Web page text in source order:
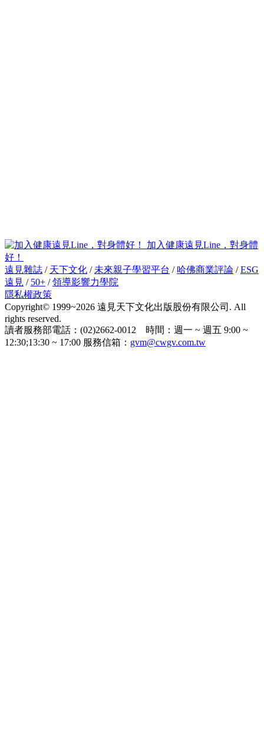
加入健康遠見Line，對身體
好！
遠見雜誌 / 天下文化 / 未來親子學習平台 / 哈佛商業評論 /ESG
遠見 / 50+ /領導影響力學院
隱私權政策
Copyright© 1999~2026 遠見天下文化出版股份有限公司. All
rights reserved.
讀者服務部電話：(02)2662-0012 時間：週一 ~ 週五 9:00 ~
12:30;13:30 ~ 17:00 服務信箱： gvm@cwgv.com.tw